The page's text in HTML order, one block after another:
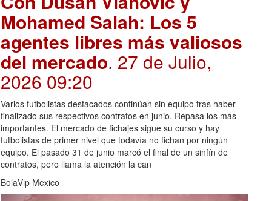
Mohamed Salah: Los 5
agentes libres más valiosos
del mercado. 27 de Julio,
2026 09:20
Varios futbolistas destacados continúan sin equipo tras haber
finalizado sus respectivos contratos en junio. Repasa los más
importantes. El mercado de fichajes sigue su curso y hay
futbolistas de primer nivel que todavía no fichan por ningún
equipo. El pasado 31 de junio marcó el final de un sinfín de
contratos, pero llama la atención la can
BolaVip Mexico